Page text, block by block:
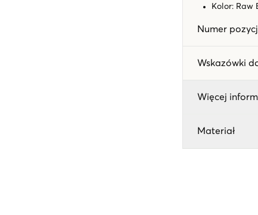
Kolor: Raw
Numer
Wskazówki
Więcej
Materiał